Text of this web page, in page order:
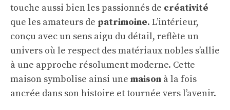
touche aussi bien les passionnés de créativité
que les amateurs de patrimoine. L’intérieur,
conçu avec un sens aigu du détail, reflète un
univers où le respect des matériaux nobles s’allie
à une approche résolument moderne. Cette
maison symbolise ainsi une maison à la fois
ancrée dans son histoire et tournée vers l’avenir.